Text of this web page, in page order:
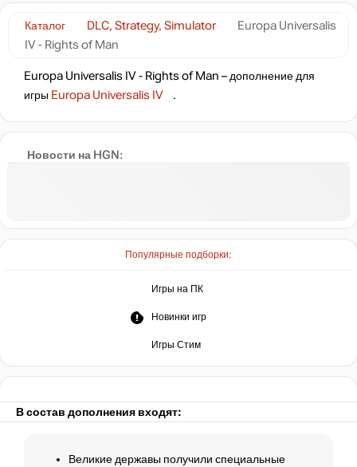
Новости на HGN:
Популярные подборки:
Игры на ПК
Новинки игр
Игры Стим
Каталог DLC, Strategy, Simulator
Europa Universalis
IV - Rights of Man
Europa Universalis IV - Rights of Man – дополнение для
игры Europa Universalis IV .
В состав дополнения входят:
Великие державы получили специальные